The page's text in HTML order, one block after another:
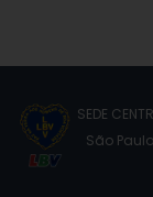
SEDE
São